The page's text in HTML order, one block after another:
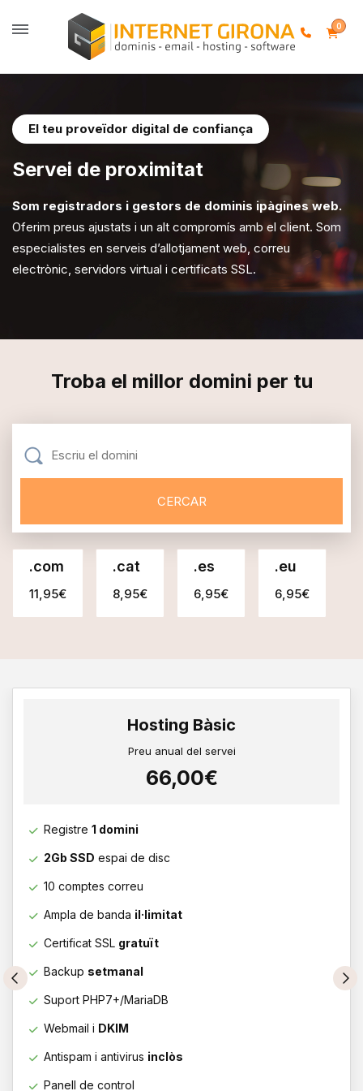
0
Servei de proximitat
El teu proveïdor digital de confiança
Som registradors i gestors de dominis ipàgines web.
Oferim preus ajustats i un alt compromís amb el client. Som
especialistes en serveis d’allotjament web, correu
electrònic, servidors virtual i certificats SSL.
Troba el millor domini per tu
.com
11,95€
.cat
8,95€
.es
6,95€
.eu
6,95€
Hosting Bàsic
Preu anual del servei
66,00€
Registre 1 domini
2Gb SSD espai de disc
10 comptes correu
Ampla de banda il·limitat
Certificat SSL gratuït
Backup setmanal
Suport PHP7+/MariaDB
Webmail i DKIM
Antispam i antivirus inclòs
Panell de control